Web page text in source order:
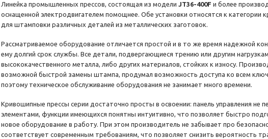
Линейка промышленных прессов, состоящая из модели JT36-400F и более
оснащенной электродвигателем помощнее. Обе установки относятся к категории
для штамповки различных деталей из металлических заготовок.
Рассматриваемое оборудование отличается простой и в то же время надежной
ему долгий срок службы. Все детали, подвергающиеся трению или другим
высококачественного металла, либо других материалов, стойких к износу.
возможной быстрой замены штампа, продумал возможность доступа ко всем
поэтому техническое обслуживание оборудования не занимает много времени.
Кривошипные прессы серии достаточно просты в освоении: панель управления не
элементами, функции имеющихся понятны интуитивно, что позволяет быстро
новое оборудование в работу. При этом производитель не забывает про
соответствует современным требованиям, что позволяет снизить вероятность